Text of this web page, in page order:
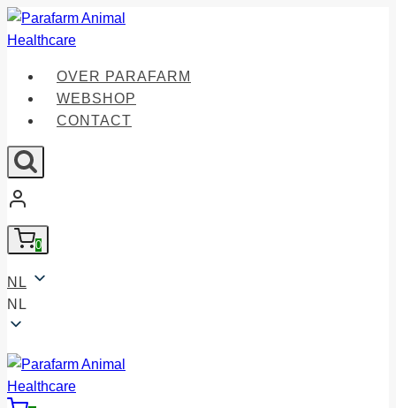
Doorgaan
naar
OVER PARAFARM
WEBSHOP
CONTACT
0
NL
NL